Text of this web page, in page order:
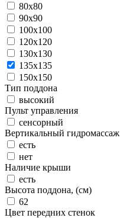
80x80
90x90
100x100
120x120
130x130
135x135
150x150
Тип поддона
высокий
Пульт управления
сенсорный
Вертикальный гидромассаж
есть
нет
Наличие крыши
есть
Высота поддона, (см)
62
Цвет передних стенок